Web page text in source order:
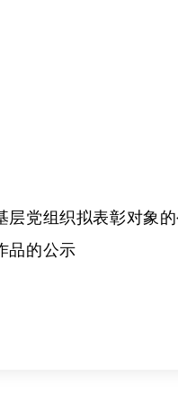
层党组织拟表彰对象
品的公示